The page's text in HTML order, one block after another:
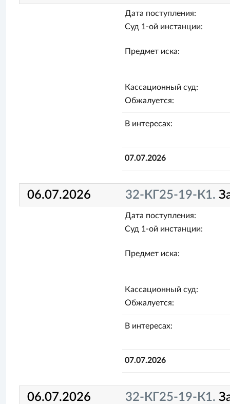
Дата поступления:
Суд 1-ой инстанции:
Предмет иска:
Кассационный суд:
Обжалуется:
В интересах:
07.07.2026
06.07.2026 32-КГ25-19-К1.
Дата поступления:
Суд 1-ой инстанции:
Предмет иска:
Кассационный суд:
Обжалуется:
В интересах:
07.07.2026
06.07.2026 32-КГ25-19-К1.